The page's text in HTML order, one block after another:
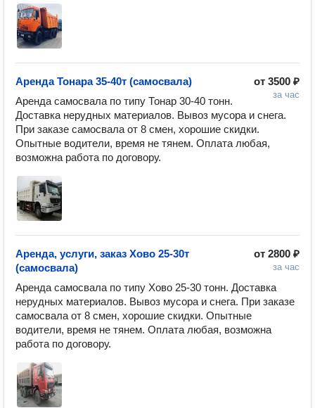
от 3500 ₽
за час
Аренда Тонара 35-40т (самосвала)
Аренда самосвала по типу Тонар 30-40 тонн.
Доставка нерудных материалов. Вывоз мусора и снега.
При заказе самосвала от 8 смен, хорошие скидки.
Опытные водители, время не тянем. Оплата любая,
возможна работа по договору.
от 2800 ₽
за час
Аренда, услуги, заказ Хово 25-30т
(самосвала)
Аренда самосвала по типу Хово 25-30 тонн. Доставка
нерудных материалов. Вывоз мусора и снега. При заказе
самосвала от 8 смен, хорошие скидки. Опытные
водители, время не тянем. Оплата любая, возможна
работа по договору.